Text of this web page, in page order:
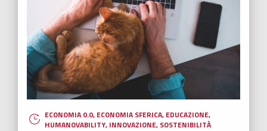
ECONOMIA 0.0, ECONOMIA SFERICA, EDUCAZIONE,
HUMANOVABILITY, INNOVAZIONE, SOSTENIBILITÀ